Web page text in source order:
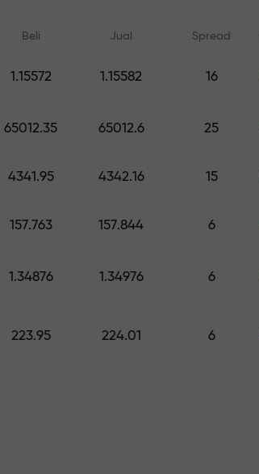
dan di
pribadi
hadiah senilai hingga
risiko —
Anda
—
Beli Jual Spread
1.15572 1.15582 16
65012.35 65012.6 25
4341.95 4342.16 15
157.763 157.844 6
1.34876 1.34976 6
223.95 224.01 6
dan webinar untuk semua level